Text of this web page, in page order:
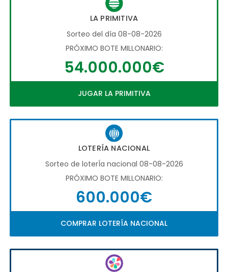
LA PRIMITIVA
Sorteo del día 08-08-2026
PRÓXIMO BOTE MILLONARIO:
54.000.000€
JUGAR LA PRIMITIVA
LOTERÍA NACIONAL
Sorteo de loterÍa nacional 08-08-2026
PRÓXIMO BOTE MILLONARIO:
600.000€
COMPRAR LOTERÍA NACIONAL